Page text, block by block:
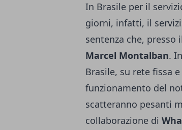
In Brasile per il
giorni, infatti, il
sentenza che, presso il
Marcel Montalban.
Brasile, su rete fissa
funzionamento del
scatteranno pesanti
collaborazione di